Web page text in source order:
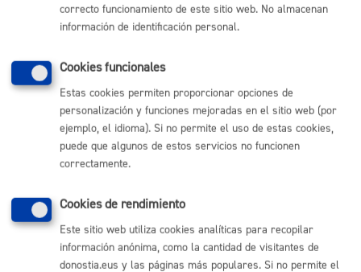
Modificaciones:
Texto
consolidado:
Volver
Comunícate con el Ayuntamiento de Donostia / San
Sebastián
(gratuito desde Donostia / San Sebastián)
(+34) 943 481 000
correcto funcionamiento de este sitio web. No almacenan
información de identificación personal.
Cookies funcionales
Estas cookies permiten proporcionar opciones de
personalización y funciones mejoradas en el sitio web (por
ejemplo, el idioma). Si no permite el uso de estas cookies,
puede que algunos de estos servicios no funcionen
correctamente.
Cookies de rendimiento
Este sitio web utiliza cookies analíticas para recopilar
información anónima, como la cantidad de visitantes de
donostia.eus y las páginas más populares. Si no permite el